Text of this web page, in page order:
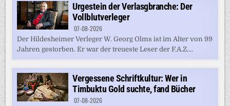
Urgestein der Verlasgbranche: Der
Vollblutverleger
07-08-2026
Der Hildesheimer Verleger W. Georg Olms ist im Alter von 99
Jahren gestorben. Er war der treueste Leser der F.A.Z....
Vergessene Schriftkultur: Wer in
Timbuktu Gold suchte, fand Bücher
07-08-2026